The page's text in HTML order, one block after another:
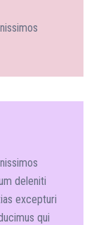
deleniti
excepturi
qui